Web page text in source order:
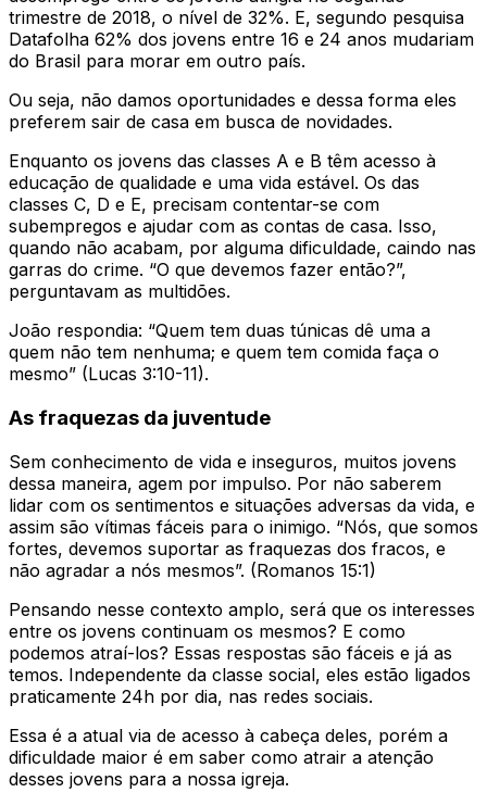
trimestre de 2018, o nível de 32%. E, segundo pesquisa
Datafolha 62% dos jovens entre 16 e 24 anos mudariam
do Brasil para morar em outro país.
Ou seja, não damos oportunidades e dessa forma eles
preferem sair de casa em busca de novidades.
Enquanto os jovens das classes A e B têm acesso à
educação de qualidade e uma vida estável. Os das
classes C, D e E, precisam contentar-se com
subempregos e ajudar com as contas de casa. Isso,
quando não acabam, por alguma dificuldade, caindo nas
garras do crime. “O que devemos fazer então?”,
perguntavam as multidões.
João respondia: “Quem tem duas túnicas dê uma a
quem não tem nenhuma; e quem tem comida faça o
mesmo” (Lucas 3:10-11).
As fraquezas da juventude
Sem conhecimento de vida e inseguros, muitos jovens
dessa maneira, agem por impulso. Por não saberem
lidar com os sentimentos e situações adversas da vida, e
assim são vítimas fáceis para o inimigo. “Nós, que somos
fortes, devemos suportar as fraquezas dos fracos, e
não agradar a nós mesmos”. (Romanos 15:1)
Pensando nesse contexto amplo, será que os interesses
entre os jovens continuam os mesmos? E como
podemos atraí-los? Essas respostas são fáceis e já as
temos. Independente da classe social, eles estão ligados
praticamente 24h por dia, nas redes sociais.
Essa é a atual via de acesso à cabeça deles, porém a
dificuldade maior é em saber como atrair a atenção
desses jovens para a nossa igreja.